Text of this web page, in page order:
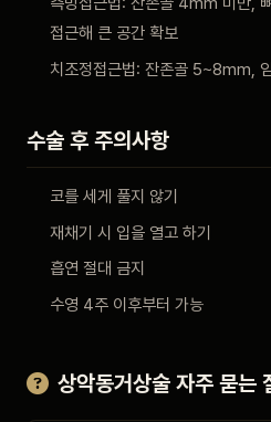
접근해 큰 공간 확보
치조정접근법: 잔존골 5~8mm,
수술 후 주의사항
코를 세게 풀지 않기
재채기 시 입을 열고 하기
흡연 절대 금지
수영 4주 이후부터 가능
상악동거상술 자주 묻는